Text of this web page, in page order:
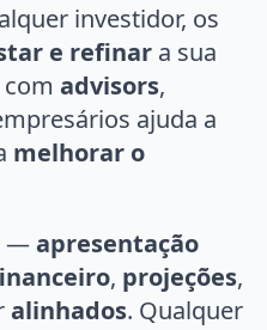
investidor, os
e refinar a sua
advisors,
ajuda a
melhorar o
—apresentação
, projeções,
alinhados. Qualquer